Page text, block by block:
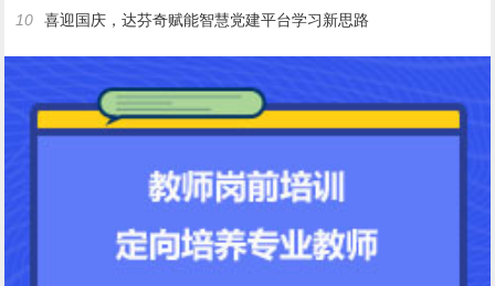
10
喜迎国庆，达芬奇赋能智慧党建平台学习新思路